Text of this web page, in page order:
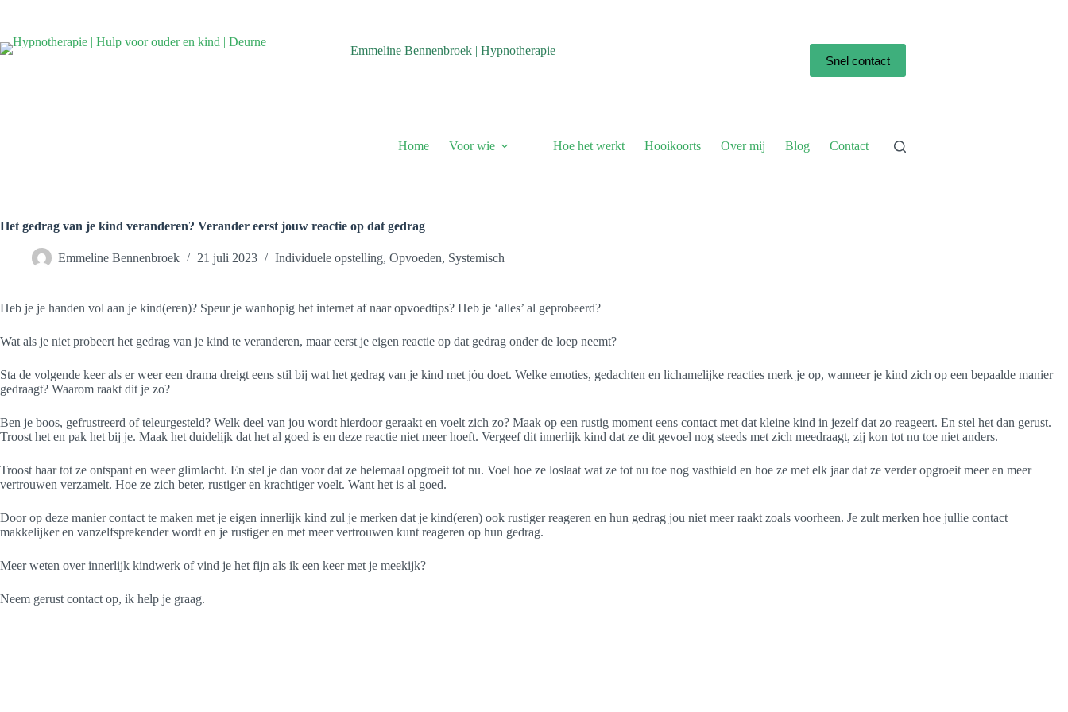
inhoud
Emmeline Bennenbroek | Hypnotherapie
Snel contact
Home Voor wie Hoe het werkt Hooikoorts Over mij Blog Contact
Het gedrag van je kind veranderen? Verander eerst jouw reactie op dat gedrag
Emmeline Bennenbroek 21 juli 2023 Individuele opstelling, Opvoeden, Systemisch
Heb je je handen vol aan je kind(eren)? Speur je wanhopig het internet af naar opvoedtips? Heb je ‘alles’ al geprobeerd?
Wat als je niet probeert het gedrag van je kind te veranderen, maar eerst je eigen reactie op dat gedrag onder de loep neemt?
Sta de volgende keer als er weer een drama dreigt eens stil bij wat het gedrag van je kind met jóu doet. Welke emoties, gedachten en lichamelijke reacties merk je op, wanneer je kind zich op een bepaalde manier
gedraagt? Waarom raakt dit je zo?
Ben je boos, gefrustreerd of teleurgesteld? Welk deel van jou wordt hierdoor geraakt en voelt zich zo? Maak op een rustig moment eens contact met dat kleine kind in jezelf dat zo reageert. En stel het dan gerust.
Troost het en pak het bij je. Maak het duidelijk dat het al goed is en deze reactie niet meer hoeft. Vergeef dit innerlijk kind dat ze dit gevoel nog steeds met zich meedraagt, zij kon tot nu toe niet anders.
Troost haar tot ze ontspant en weer glimlacht. En stel je dan voor dat ze helemaal opgroeit tot nu. Voel hoe ze loslaat wat ze tot nu toe nog vasthield en hoe ze met elk jaar dat ze verder opgroeit meer en meer
vertrouwen verzamelt. Hoe ze zich beter, rustiger en krachtiger voelt. Want het is al goed.
Door op deze manier contact te maken met je eigen innerlijk kind zul je merken dat je kind(eren) ook rustiger reageren en hun gedrag jou niet meer raakt zoals voorheen. Je zult merken hoe jullie contact
makkelijker en vanzelfsprekender wordt en je rustiger en met meer vertrouwen kunt reageren op hun gedrag.
Meer weten over innerlijk kindwerk of vind je het fijn als ik een keer met je meekijk?
Neem gerust contact op, ik help je graag.